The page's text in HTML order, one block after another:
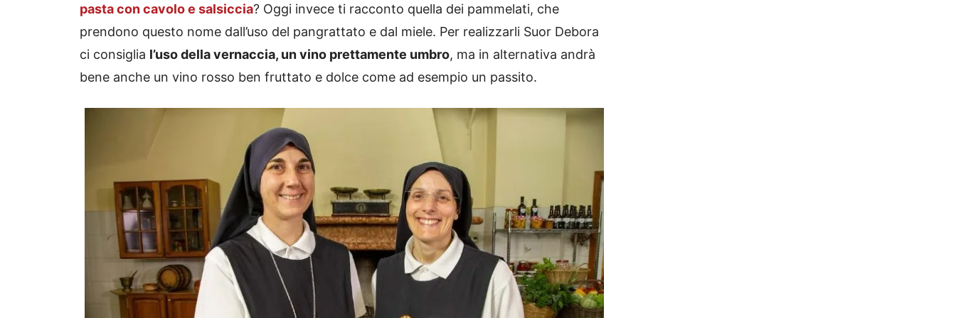
pasta con cavolo e salsiccia? Oggi invece ti racconto quella dei pammelati, che
prendono questo nome dall’uso del pangrattato e dal miele. Per realizzarli Suor Debora
ci consiglia l’uso della vernaccia, un vino prettamente umbro, ma in alternativa andrà
bene anche un vino rosso ben fruttato e dolce come ad esempio un passito.